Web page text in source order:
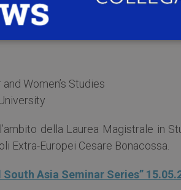
the woman’s question:
Women’s Studies
della Laurea Magistrale in
Extra-Europei Cesare Bonacossa.
Asia Seminar Series”